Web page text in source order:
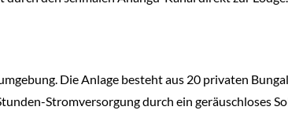
Die Anlage besteht aus 20 privaten
Stromversorgung durch ein geräuschloses